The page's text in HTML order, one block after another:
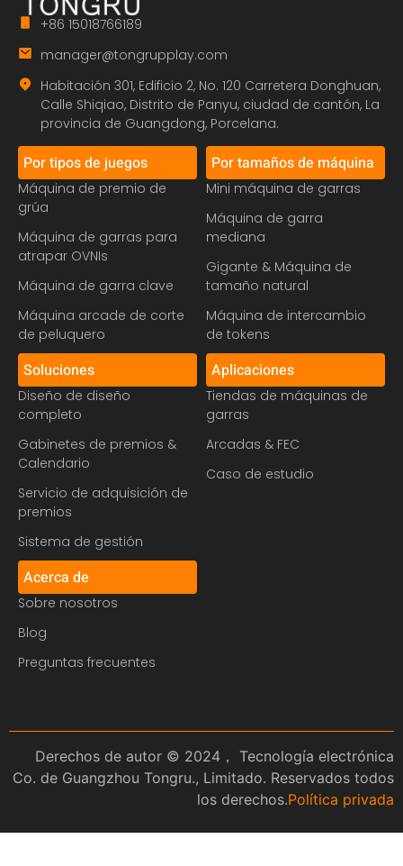
+86 15018766189
manager@tongrupplay.com
Habitación 301, Edificio 2, No. 120 Carretera Donghuan,
Calle Shiqiao, Distrito de Panyu, ciudad de cantón, La
provincia de Guangdong, Porcelana.
Por tipos de juegos
Máquina de premio de
grúa
Máquina de garras para
atrapar OVNIs
Máquina de garra clave
Máquina arcade de corte
de peluquero
Por tamaños de máquina
Mini máquina de garras
Máquina de garra
mediana
Gigante & Máquina de
tamaño natural
Máquina de intercambio
de tokens
Soluciones
Diseño de diseño
completo
Gabinetes de premios &
Calendario
Servicio de adquisición de
premios
Sistema de gestión
Aplicaciones
Tiendas de máquinas de
garras
Arcadas & FEC
Caso de estudio
Acerca de
Sobre nosotros
Blog
Preguntas frecuentes
Derechos de autor © 2024， Tecnología electrónica
Co. de Guangzhou Tongru., Limitado. Reservados todos
los derechos.Política privada